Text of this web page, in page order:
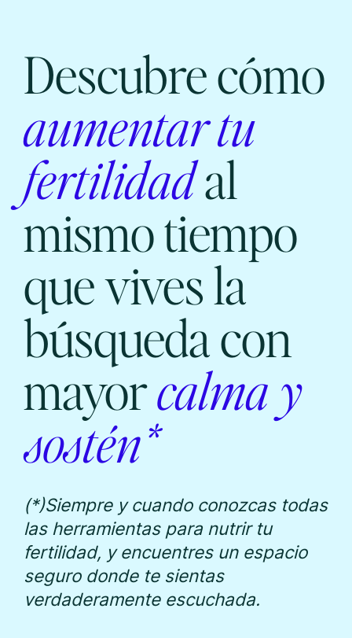
Descubre cómo
aumentar tu
fertilidadal
mismo tiempo
que vives la
búsqueda con
mayorcalma y
sostén*
(*)Siempre y cuando conozcas todas
las herramientas para nutrir tu
fertilidad, y encuentres un espacio
seguro donde te sientas
verdaderamente escuchada.